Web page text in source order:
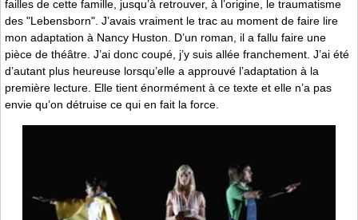
failles de cette famille, jusqu’à retrouver, à l’origine, le traumatisme
des "Lebensborn". J’avais vraiment le trac au moment de faire lire
mon adaptation à Nancy Huston. D’un roman, il a fallu faire une
pièce de théâtre. J’ai donc coupé, j’y suis allée franchement. J’ai été
d’autant plus heureuse lorsqu’elle a approuvé l’adaptation à la
première lecture. Elle tient énormément à ce texte et elle n’a pas
envie qu’on détruise ce qui en fait la force.